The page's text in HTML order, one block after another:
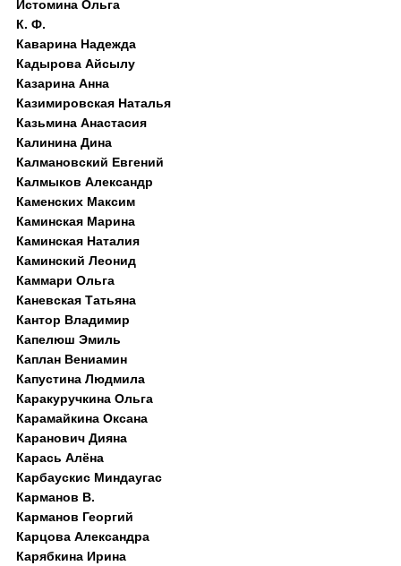
Истомина Ольга
К. Ф.
Каварина Надежда
Кадырова Айсылу
Казарина Анна
Казимировская Наталья
Казьмина Анастасия
Калинина Дина
Калмановский Евгений
Калмыков Александр
Каменских Максим
Каминская Марина
Каминская Наталия
Каминский Леонид
Каммари Ольга
Каневская Татьяна
Кантор Владимир
Капелюш Эмиль
Каплан Вениамин
Капустина Людмила
Каракуручкина Ольга
Карамайкина Оксана
Каранович Дияна
Карась Алёна
Карбаускис Миндаугас
Карманов В.
Карманов Георгий
Карцова Александра
Карябкина Ирина